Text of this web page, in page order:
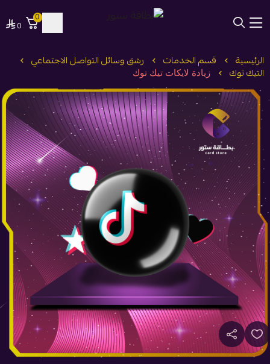
0
0
الرئيسية قسم الخدمات رشق وسائل التواصل الاجتماعي
التيك توك زيادة لايكات تيك توك